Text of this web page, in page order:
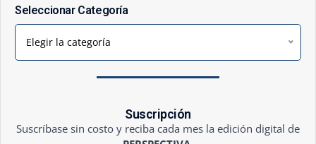
Seleccionar Categoría
Elegir la categoría
Suscripción
Suscríbase sin costo y reciba cada mes la edición digital de